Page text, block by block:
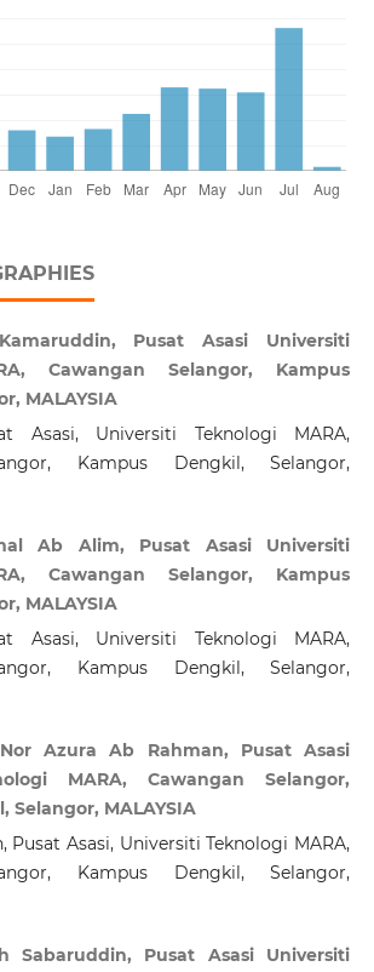
Pusat Asasi Universiti
Cawangan Selangor, Kampus
MALAYSIA
Asasi, Universiti Teknologi MARA,
Kampus Dengkil, Selangor,
Ab Alim, Pusat Asasi Universiti
Cawangan Selangor, Kampus
MALAYSIA
Asasi, Universiti Teknologi MARA,
Kampus Dengkil, Selangor,
Azura Ab Rahman, Pusat Asasi
MARA, Cawangan Selangor,
Selangor, MALAYSIA
Pusat Asasi, Universiti Teknologi MARA,
Kampus Dengkil, Selangor,
Sabaruddin, Pusat Asasi Universiti